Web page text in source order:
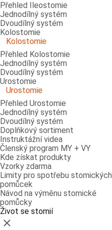
Přehled Ileostomie
Jednodílný systém
Dvoudílný systém
Kolostomie
Kolostomie
Přehled Kolostomie
Jednodílný systém
Dvoudílný systém
Urostomie
Urostomie
Přehled Urostomie
Jednodílný systém
Dvoudílný systém
Doplňkový sortiment
Instruktážní videa
Členský program MY + VY
Kde získat produkty
Vzorky zdarma
Limity pro spotřebu stomických
pomůcek
Návod na výměnu stomické
pomůcky
Život se stomií
Zavřít